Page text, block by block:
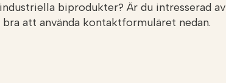
biprodukter? Är du intresserad av
att använda kontaktformuläret nedan.